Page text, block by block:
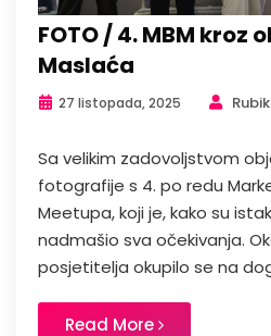
FOTO / 4. MBM kroz
Maslaća
27 listopada, 2025
Sa velikim zadovoljstvom
fotografije s 4. po redu
Meetupa, koji je, kako su
nadmašio sva očekivanja.
posjetitelja okupilo se na
Read More